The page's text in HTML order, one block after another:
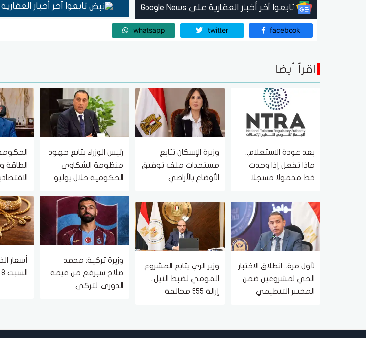
تابعوا آخر أخبار العقارية على Google News تابعوا آخر أخبار
facebook
twitter
whatsapp
اقرأ أيضا
بعد عودة الاستعلام..
ماذا تفعل إذا وجدت
خط محمولا مسجلا
وزيرة الإسكان تتابع
مستجدات ملف توفيق
الأوضاع بالأراضي
الشروق والعبور الجديدة
رئيس الوزراء يتابع جهود
منظومة الشكاوى
الحكومية خلال يوليو
الطاقة
2027
لأول مرة.. انطلاق الاختبار
الحي لمشروعين ضمن
المختبر التنظيمي
وزير الري يتابع المشروع
القومي لضبط النيل..
إزالة 555 مخالفة
وزيرة تركية: محمد
صلاح سيرفع من قيمة
الدوري التركي
أسعار
السبت 8 أغسطس 2026